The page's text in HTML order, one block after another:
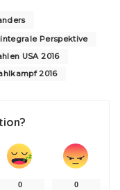
integrale Perspektive
USA 2016
2016
0 0